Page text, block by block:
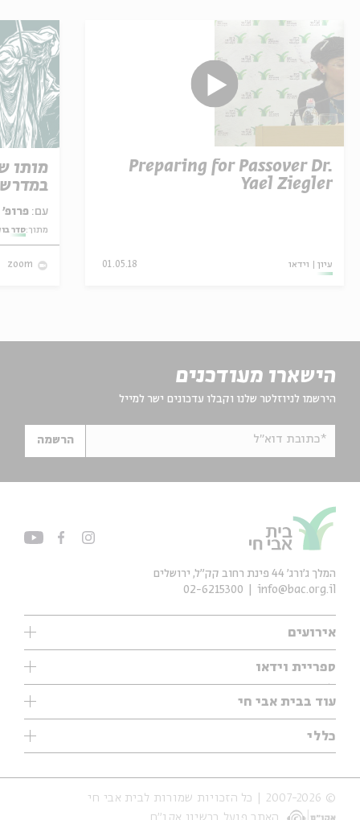
Preparing for Passover Dr.
Yael Ziegler
עיון וידאו 01.05.18
מותו
עם: פרופ' אביגדור שנאן
מתוך:סדר
zoom
הישארו מעודכנים
הירשמו לניוזלטר שלנו וקבלו עדכונים ישר למייל
*כתובת דוא"ל הרשמה
אירועים
עיון
אנגלית
נוער
סדרות
אירועי עבר
ספריית וידאו
ילדים
מוזיקה
עיון
מיוחדים
עוד בבית אבי חי
תערוכות
מיוחדים
כללי
אודות
הצהרת נגישות
המלך ג'ורג' 44 פינת רחוב קק״ל, ירושלים
info@bac.org.il
02-6215300
© 2007-2026 | כל הזכויות שמורות לבית אבי חי